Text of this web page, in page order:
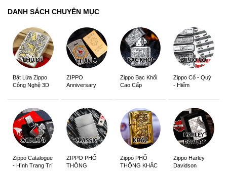
DANH SÁCH CHUYÊN MỤC
Bật Lửa Zippo
Công Nghệ 3D
ZIPPO
Anniversary
Zippo Bạc Khối
Cao Cấp
Zippo Cổ - Quý
- Hiếm
Zippo Catalogue
- Hình Trang Trí
ZIPPO PHỔ
THÔNG
Zippo PHỔ
THÔNG KHẮC
Zippo Harley
Davidson